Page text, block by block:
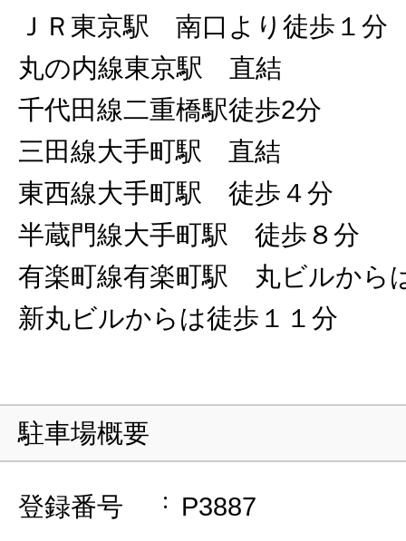
ＪＲ東京駅 南口より徒歩１分
丸の内線東京駅 直結
千代田線二重橋駅徒歩2分
三田線大手町駅 直結
東西線大手町駅 徒歩４分
半蔵門線大手町駅 徒歩８分
有楽町線有楽町駅 丸ビルから
新丸ビルからは徒歩１１分
駐車場概要
登録番号
P3887